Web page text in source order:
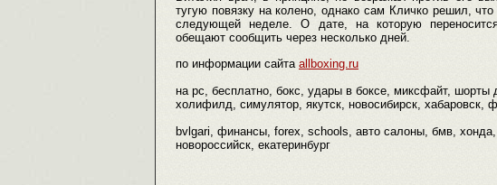
тугую повязку на колено, однако сам Кличко решил,
следующей неделе. О дате, на которую
обещают сообщить через несколько дней.
по информации сайта allboxing.ru
на pc, бесплатно, бокс, удары в боксе, миксфайт, шорты
холифилд, симулятор, якутск, новосибирск, хабаровск,
bvlgari, финансы, forex, schools, авто салоны, бмв, хонда,
новороссийск, екатеринбург